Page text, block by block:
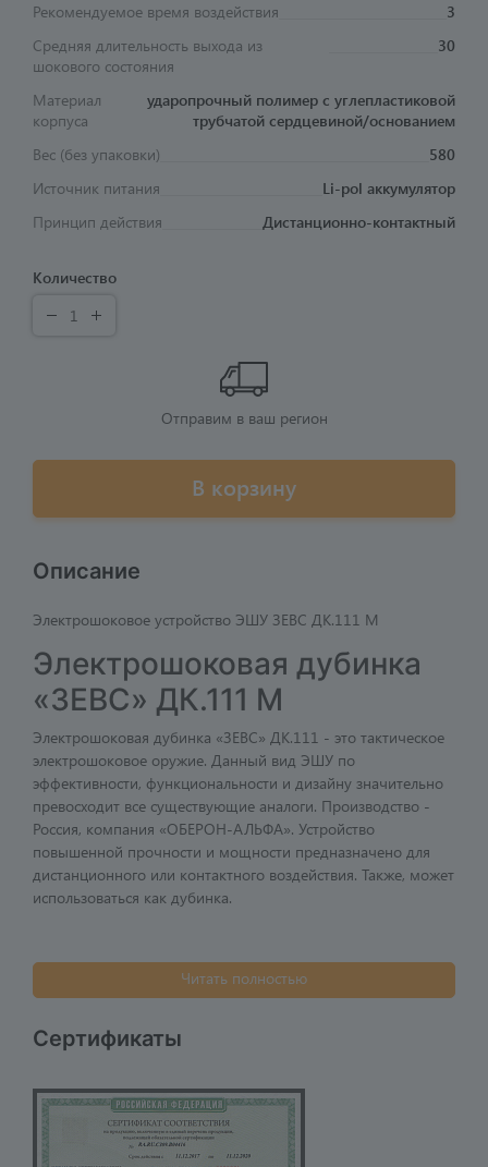
Рекомендуемое время воздействия
3
Средняя длительность выхода из
шокового состояния
30
Материал
корпуса
ударопрочный полимер с углепластиковой
трубчатой сердцевиной/основанием
Вес (без упаковки)
580
Источник питания
Li-pol аккумулятор
Принцип действия
Дистанционно-контактный
Количество
Отправим в ваш регион
В корзину
Описание
Электрошоковое устройство ЭШУ ЗЕВС ДК.111 M
Электрошоковая дубинка
«ЗЕВС» ДК.111 M
Электрошоковая дубинка «ЗЕВС» ДК.111 - это тактическое
электрошоковое оружие. Данный вид ЭШУ по
эффективности, функциональности и дизайну значительно
превосходит все существующие аналоги. Производство -
Россия, компания «ОБЕРОН-АЛЬФА». Устройство
повышенной прочности и мощности предназначено для
дистанционного или контактного воздействия. Также, может
использоваться как дубинка.
Читать полностью
Сертификаты